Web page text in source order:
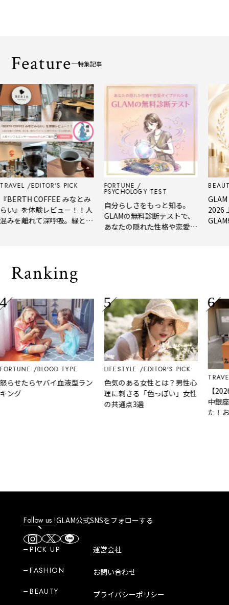
Feature 特集記事
EDITOR'S PICK
COFFEE みなとみ
を体験レビュー！！人
離れて深呼吸。緑と
FORTUNE
PSYCHOLOGY TEST
自分らしさをもっと知る。
GLAMの無料診断テストで、
あなたの隠れた性格や恋愛タ
BEAUTY
GLAM
2026 上
GLAM編
Ranking
BLOOD TYPE
たらヤバイ血液型ラン
LIFESTYLE EDITOR'S PICK
色気のある女性とは？男性心
理に刺さる「色っぽい」女性
の共通点3選
TRAVEL
【2026年
中銀座）
た！おす
Follow us !GLAM公式SNSをフォローする
PICK UP
FASHION
BEAUTY
運営会社
お問い合わせ
プライバシーポリシー